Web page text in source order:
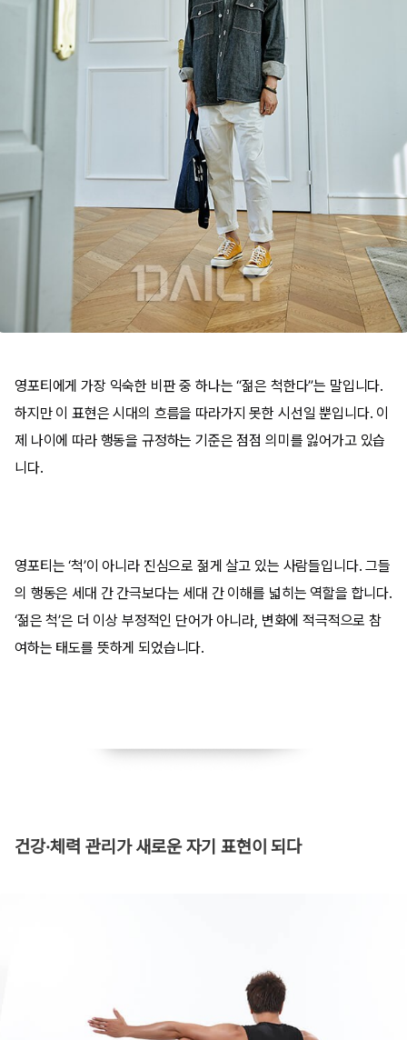
영포티에게 가장 익숙한 비판 중 하나는 “젊은 척한다”는 말입니다.
하지만 이 표현은 시대의 흐름을 따라가지 못한 시선일 뿐입니다. 이
제 나이에 따라 행동을 규정하는 기준은 점점 의미를 잃어가고 있습
니다.
영포티는 ‘척’이 아니라 진심으로 젊게 살고 있는 사람들입니다. 그들
의 행동은 세대 간 간극보다는 세대 간 이해를 넓히는 역할을 합니다.
‘젊은 척’은 더 이상 부정적인 단어가 아니라, 변화에 적극적으로 참
여하는 태도를 뜻하게 되었습니다.
​건강·체력 관리가 새로운 자기 표현이 되다